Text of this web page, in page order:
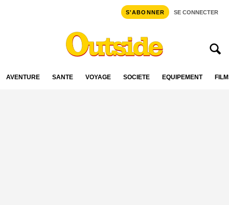
S'ABONNER SE CONNECTER
AVENTURE SANTÉ VOYAGE SOCIÉTÉ ÉQUIPEMENT